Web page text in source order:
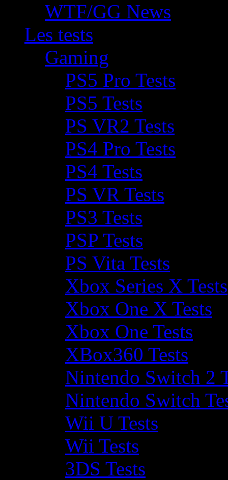
WTF/GG News
Les tests
Gaming
PS5 Pro Tests
PS5 Tests
PS VR2 Tests
PS4 Pro Tests
PS4 Tests
PS VR Tests
PS3 Tests
PSP Tests
PS Vita Tests
Xbox Series X Tests
Xbox One X Tests
Xbox One Tests
XBox360 Tests
Nintendo Switch 2
Nintendo Switch
Wii U Tests
Wii Tests
3DS Tests